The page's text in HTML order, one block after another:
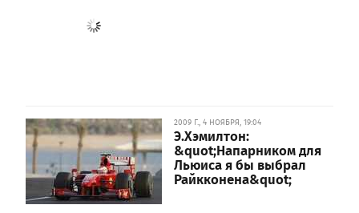
2009 Г., 4 НОЯБРЯ, 19:04
Э.Хэмилтон:
&quot;Напарником для
Льюиса я бы выбрал
Райкконена&quot;